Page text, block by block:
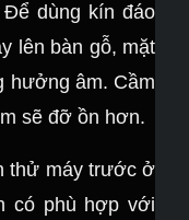
Để dùng kín đáo
lên bàn gỗ, mặt
hưởng âm. Cầm
sẽ đỡ ồn hơn.
thử máy trước ở
có phù hợp với